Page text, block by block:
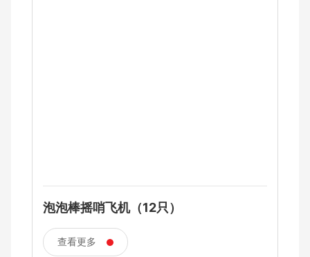
泡泡棒摇哨飞机（12只）
查看更多